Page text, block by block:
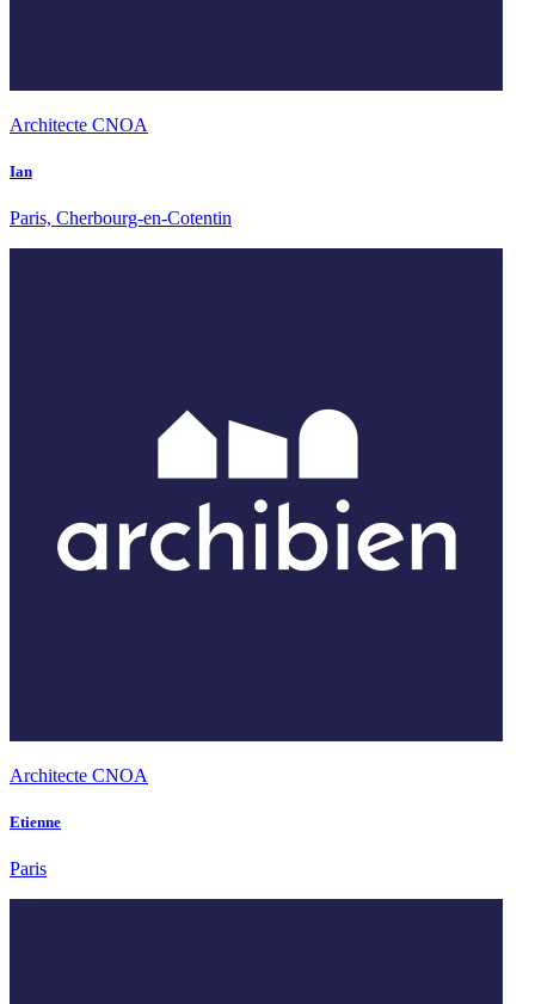
Architecte CNOA
Ian
Paris, Cherbourg-en-Cotentin
Architecte CNOA
Etienne
Paris